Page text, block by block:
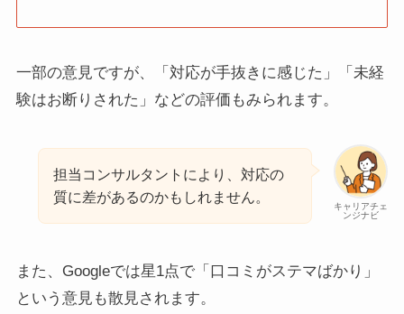
一部の意見ですが、「対応が手抜きに感じた」「未経
験はお断りされた」などの評価もみられます。
キャリアチェ
ンジナビ
担当コンサルタントにより、対応の
質に差があるのかもしれません。
また、Googleでは星1点で「口コミがステマばかり」
という意見も散見されます。